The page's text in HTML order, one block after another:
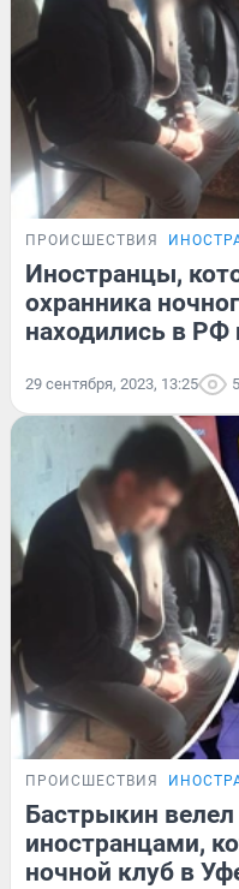
ПРОИСШЕСТВИЯ
Иностранцы,
охранника
находились в РФ
29 сентября, 2023, 13:25
ПРОИСШЕСТВИЯ
Бастрыкин велел
иностранцами,
ночной клуб в